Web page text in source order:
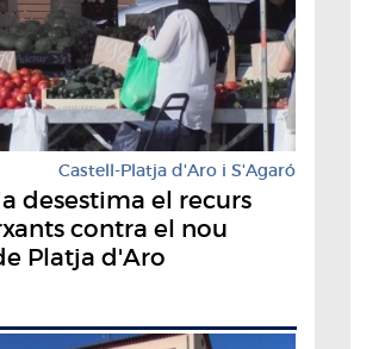
Castell-Platja d'Aro i S'Agaró
desestima el recurs
contra el nou
Platja d'Aro